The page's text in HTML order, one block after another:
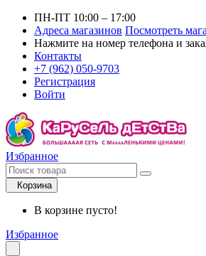
ПН-ПТ 10:00 – 17:00
Адреса магазинов Посмотреть
Нажмите на номер телефона и
Контакты
+7 (962) 050-9703
Регистрация
Войти
Избранное
Корзина
В корзине пусто!
Избранное